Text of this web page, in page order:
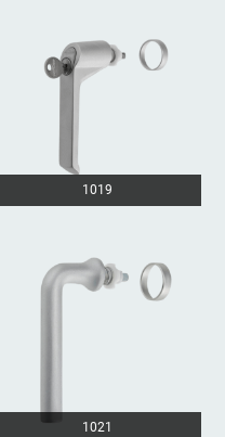
1019
1021